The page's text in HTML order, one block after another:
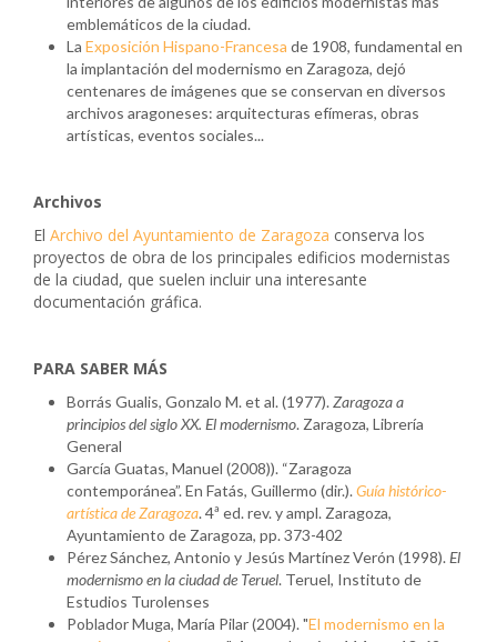
emblemáticos de la ciudad.
La Exposición Hispano-Francesa de 1908, fundamental en
la implantación del modernismo en Zaragoza, dejó
centenares de imágenes que se conservan en diversos
archivos aragoneses: arquitecturas efímeras, obras
artísticas, eventos sociales...
Archivos
El Archivo del Ayuntamiento de Zaragoza conserva los
proyectos de obra de los principales edificios modernistas
de la ciudad, que suelen incluir una interesante
documentación gráfica.
PARA SABER MÁS
Borrás Gualis, Gonzalo M. et al. (1977). Zaragoza a
principios del siglo XX. El modernismo. Zaragoza, Librería
General
García Guatas, Manuel (2008)). “Zaragoza
contemporánea”. En Fatás, Guillermo (dir.). Guía histórico-
artística de Zaragoza. 4ª ed. rev. y ampl. Zaragoza,
Ayuntamiento de Zaragoza, pp. 373-402
Pérez Sánchez, Antonio y Jesús Martínez Verón (1998). El
modernismo en la ciudad de Teruel. Teruel, Instituto de
Estudios Turolenses
Poblador Muga, María Pilar (2004). "El modernismo en la